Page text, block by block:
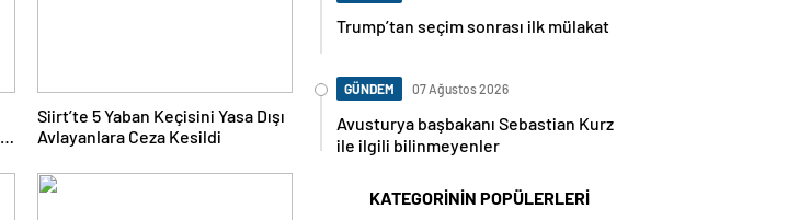
Siirt’te 5 Yaban Keçisini Yasa Dışı
Avlayanlara Ceza Kesildi
Trump’tan seçim sonrası ilk mülakat
GÜNDEM 07 Ağustos 2026
Avusturya başbakanı Sebastian Kurz
ile ilgili bilinmeyenler
KATEGORİNİN POPÜLERLERİ